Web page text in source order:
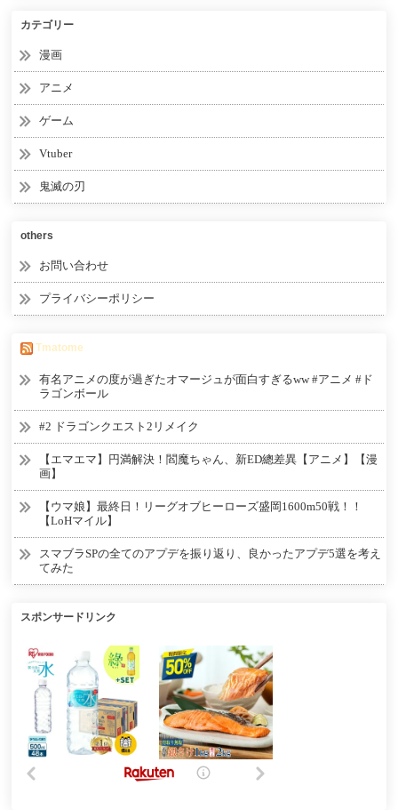
カテゴリー
漫画
アニメ
ゲーム
Vtuber
鬼滅の刃
others
お問い合わせ
プライバシーポリシー
Tmatome
有名アニメの度が過ぎたオマージュが面白すぎるww #アニメ #ド
ラゴンボール
#2 ドラゴンクエスト2リメイク
【エマエマ】円満解決！閻魔ちゃん、新ED總差異【アニメ】【漫
画】
【ウマ娘】最終日！リーグオブヒーローズ盛岡1600m50戦！！
【LoHマイル】
スマブラSPの全てのアプデを振り返り、良かったアプデ5選を考え
てみた
スポンサードリンク